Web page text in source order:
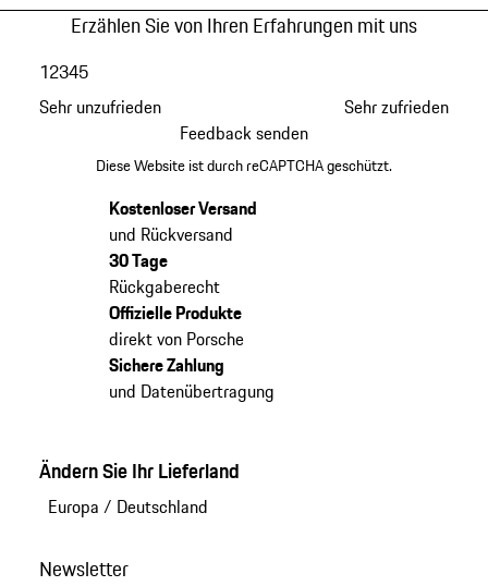
Erzählen Sie von Ihren Erfahrungen mit uns
Sehr unzufrieden
12345
Sehr zufrieden
Feedback senden
Diese Website ist durch reCAPTCHA geschützt.
Kostenloser Versand
und Rückversand
30 Tage
Rückgaberecht
Offizielle Produkte
direkt von Porsche
Sichere Zahlung
und Datenübertragung
Ändern Sie Ihr Lieferland
Europa / Deutschland
Newsletter